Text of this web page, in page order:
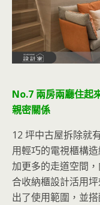
No.7 兩房兩廳住起
親密關係
12 坪中古屋拆除就
用輕巧的電視櫃構
加更多的走道空間
合收納櫃設計活用
出了使用範圍，並